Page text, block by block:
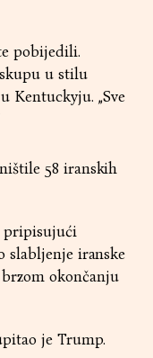
pobijedili.
u stilu
Kentuckyju. „Sve
58 iranskih
pripisujući
slabljenje iranske
okončanju
je Trump.